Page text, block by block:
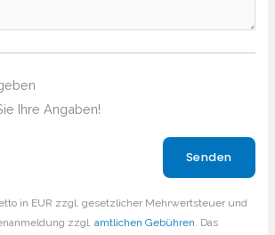
Ihre Angaben!
in EUR zzgl. gesetzlicher Mehrwertsteuer und
zzgl.amtlichen Gebühren. Das